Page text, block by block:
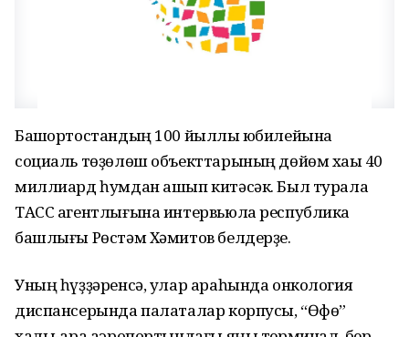
Башҡортостандың 100 йыллыҡ юбилейына
социаль төҙөлөш объекттарының дөйөм хаҡы 40
миллиард һумдан ашып китәсәк. Был турала
ТАСС агентлығына интервьюла республика
башлығы Рөстәм Хәмитов белдерҙе.
Уның һүҙҙәренсә, улар араһында онкология
диспансерында палаталар корпусы, “Өфө”